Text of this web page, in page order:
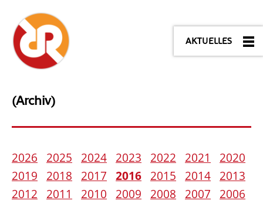
AKTUELLES
(Archiv)
2026 2025 2024 2023 2022 2021
2020
2019
2018 2017 2016 2015 2014
2013
2012
2011 2010 2009 2008 2007
2006